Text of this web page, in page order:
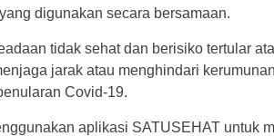
digunakan secara bersamaan.
tidak sehat dan berisiko tertular
jarak atau menghindari
Covid-19.
aplikasi SATUSEHAT untuk